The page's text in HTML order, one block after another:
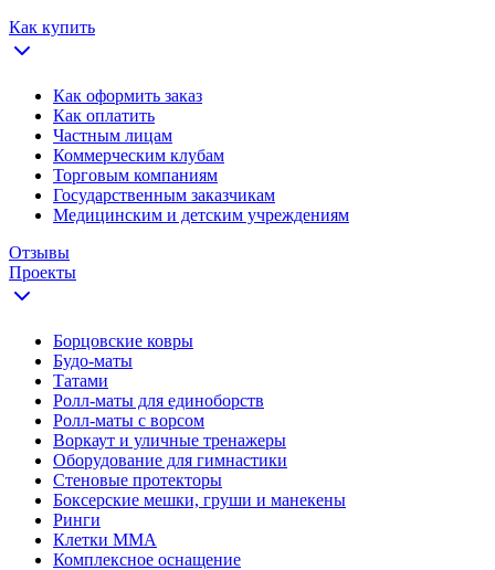
Как купить
Как оформить заказ
Как оплатить
Частным лицам
Коммерческим клубам
Торговым компаниям
Государственным заказчикам
Медицинским и детским учреждениям
Отзывы
Проекты
Борцовские ковры
Будо-маты
Татами
Ролл-маты для единоборств
Ролл-маты с ворсом
Воркаут и уличные тренажеры
Оборудование для гимнастики
Стеновые протекторы
Боксерские мешки, груши и манекены
Ринги
Клетки ММА
Комплексное оснащение